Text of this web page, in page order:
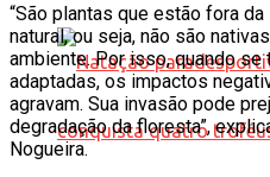
“São plantas que estão fora
natural, ou seja, não são
ambiente. Por isso, quando se
adaptadas, os impactos
agravam. Sua invasão pode
degradação da floresta”,
Nogueira.